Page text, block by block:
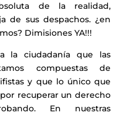
de la realidad,
de sus despachos. ¿en
Dimisiones YA!!!
la ciudadanía que las
compuestas de
y que lo único que
recuperar un derecho
En nuestras